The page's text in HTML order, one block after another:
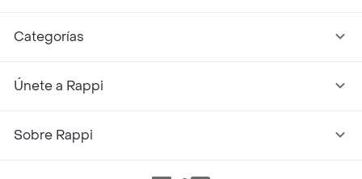
Categorías
Únete a Rappi
Sobre Rappi